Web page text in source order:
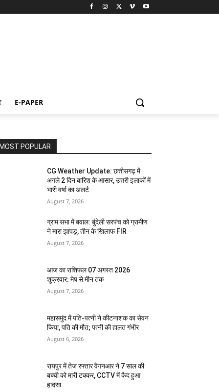
E-PAPER
MOST POPULAR
CG Weather Update: छत्तीसगढ़ में
अगले 2 दिन बारिश के आसार, उत्तरी इलाकों में
भारी वर्षा का अलर्ट
August 7, 2026
ग्राम सभा में बवाल: बुंदेली सरपंच को ग्रामीण
ने मारा झापड़, तीन के खिलाफ FIR
August 7, 2026
आज का राशिफल 07 अगस्त 2026
शुक्रवार: मेष से मीन तक
August 7, 2026
महासमुंद में पति-पत्नी ने कीटनाशक का सेवन
किया, पति की मौत; पत्नी की हालत गंभीर
August 6, 2026
रायपुर में तेज रफ्तार वैगनआर ने 7 साल की
बच्ची को मारी टक्कर, CCTV में कैद हुआ
हादसा